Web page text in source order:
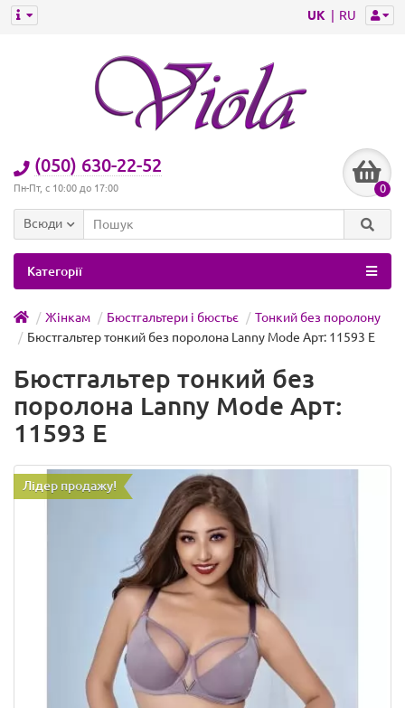
UK RU
(050) 630-22-52
Пн-Пт, с 10:00 до 17:00 0
Всюди
Категорії
Жінкам Бюстгальтери і бюстьє
Тонкий без поролону
Бюстгальтер тонкий без поролона Lanny Mode Арт: 11593 E
Бюстгальтер тонкий без
поролона Lanny Mode Арт:
11593 E
Лідер продажу!